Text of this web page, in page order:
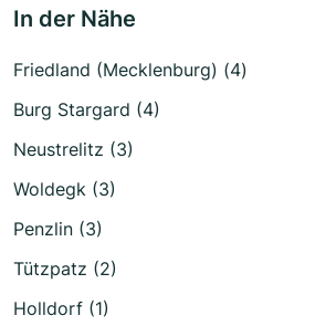
In der Nähe
Friedland (Mecklenburg) (4)
Burg Stargard (4)
Neustrelitz (3)
Woldegk (3)
Penzlin (3)
Tützpatz (2)
Holldorf (1)